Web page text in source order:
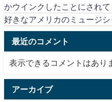
かウインクしたことにされて
好きなアメリカのミュージシ
最近のコメント
表示できるコメントはあり
アーカイブ